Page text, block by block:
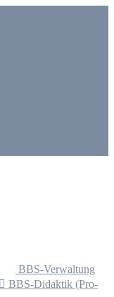
BBS-Verwaltung
 BBS-Didaktik (Pro-